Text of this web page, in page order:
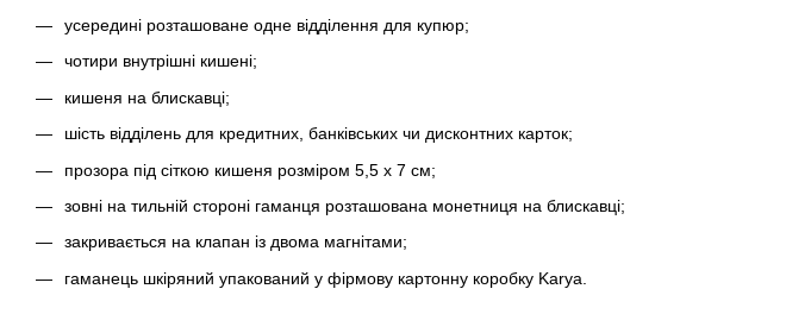
усередині розташоване одне відділення для купюр;
чотири внутрішні кишені;
кишеня на блискавці;
шість відділень для кредитних, банківських чи дисконтних карток;
прозора під сіткою кишеня розміром 5,5 х 7 см;
зовні на тильній стороні гаманця розташована монетниця на блискавці;
закривається на клапан із двома магнітами;
гаманець шкіряний упакований у фірмову картонну коробку Karya.